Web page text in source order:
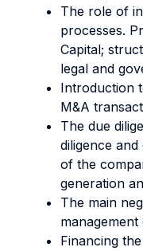
The role of
processes.
Capital;
legal and
Introduction
M&A
The due
diligence
of the
generation
The main
Financing